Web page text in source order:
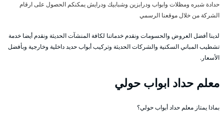
حدادة شبره ومظلات وابواب ودرابزين وشبابيك ودرايش يمكنكم الحصول على ارقام
الشركة من خلال موقعنا الرسمي
لدينا أفضل العروض والحسومات ونقدم خدماتنا لكافة المنشآت الحديثة ونقدم أيضا خدمة
تشطيب المباني السكنية والشركات الحديثة وتركيب أبواب حديد داخلية وخارجية وبأفضل
الأسعار.
معلم حداد ابواب حولي
بماذا يمتاز معلم حداد أبواب حولي؟